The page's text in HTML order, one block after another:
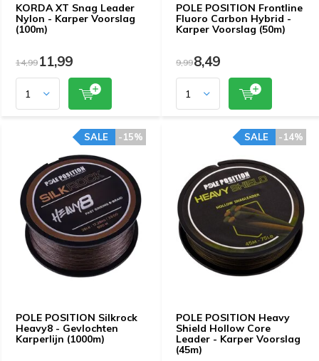
KORDA XT Snag Leader
Nylon - Karper Voorslag
(100m)
14,9911,99
POLE POSITION Frontline
Fluoro Carbon Hybrid -
Karper Voorslag (50m)
9,998,49
POLE POSITION Silkrock
Heavy8 - Gevlochten
Karperlijn (1000m)
-15%
SALE
POLE POSITION Heavy
Shield Hollow Core
Leader - Karper Voorslag
(45m)
-14%
SALE